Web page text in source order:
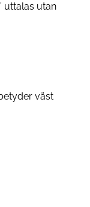
uttalas utan
väst